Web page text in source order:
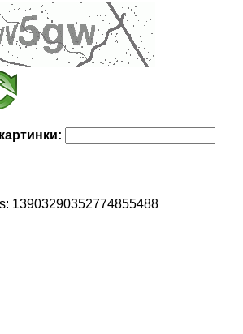
13903290352774855488